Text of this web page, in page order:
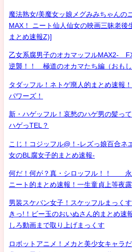
魔法熟女/美魔女ッ娘メグみみちゃんの
MAX！ ニート仙人仙女の映画三昧老後
まとめ速報Z)]
乙女系腐男子のオカマッフルMAX2-
逆襲！！ 極道のオカマたち編（おもし
タダッフル！ネトゲ廃人的まとめ速報
パワーズ！
新・ハゲッフル！哀愁のハゲ男の髪っ
ハゲっTEL？
こじ！コジッフル@！-レズっ娘百合ネ
女のBL腐女子的まとめ速報-
何だ！何が？真・シロッフル！！
ニート的まとめ速報！一生童貞上等夜露
男装スケバン女子！スケッフルまっく
きっ!！ビー玉のおいぬさん的まとめ
しろ動画まで取り上げまっくす
ロボットアニメ！メカと美少女キャラ